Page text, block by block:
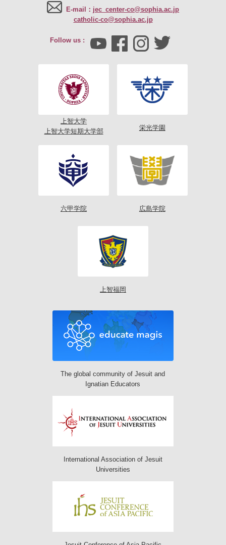
E-mail： jec_center-co@sophia.ac.jp
catholic-co@sophia.ac.jp
Follow us :
上智大学
上智大学短期大学部
栄光学園
六甲学院 広島学院
上智福岡
The global community of Jesuit and
Ignatian Educators
International Association of Jesuit
Universities